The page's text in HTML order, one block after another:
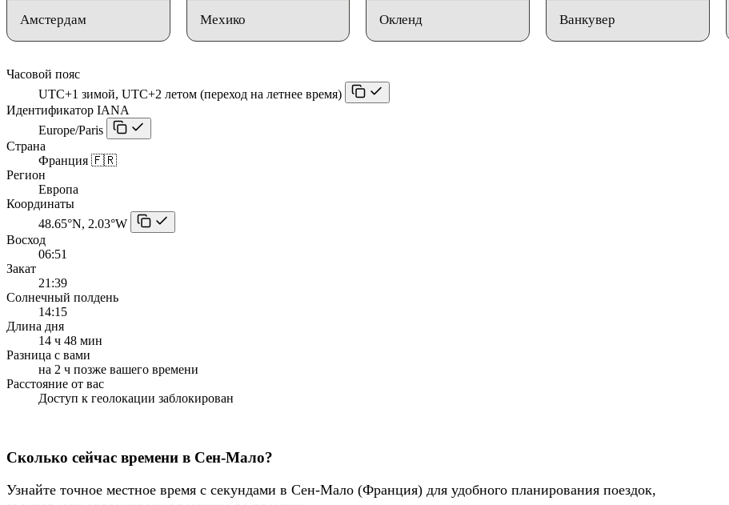
Амстердам Мехико Окленд Ванкувер
Часовой пояс
UTC+1 зимой, UTC+2 летом (переход на летнее время)
Идентификатор IANA
Europe/Paris
Страна
Франция 🇫🇷
Регион
Европа
Координаты
48.65°N, 2.03°W
Восход
06:51
Закат
21:39
Солнечный полдень
14:15
Длина дня
14 ч 48 мин
Разница с вами
на 2 ч позже вашего времени
Расстояние от вас
Доступ к геолокации заблокирован
Сколько сейчас времени в Сен-Мало?
Узнайте точное местное время с секундами в Сен-Мало (Франция) для удобного планирования поездок,